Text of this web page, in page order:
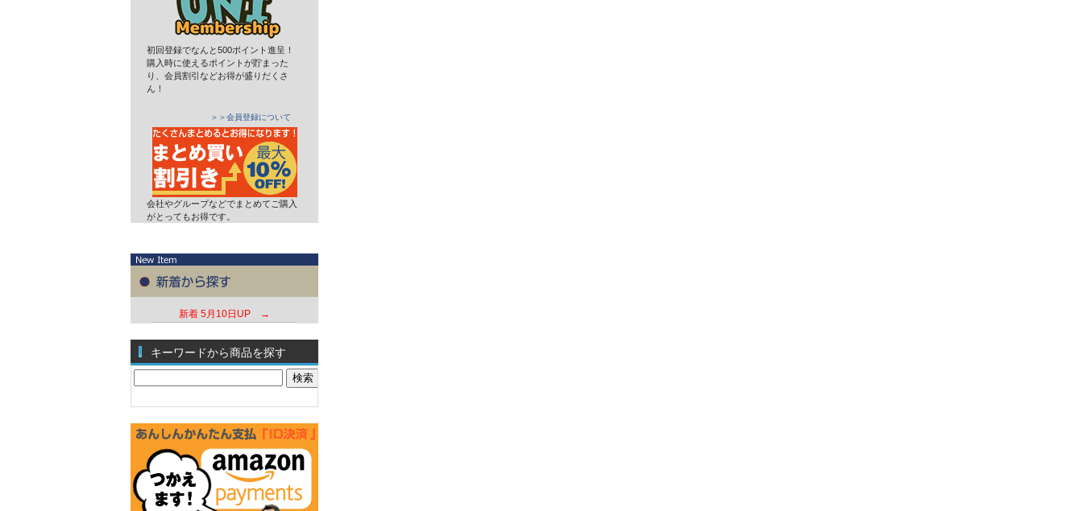
初回登録でなんと500ポイント進呈！
購入時に使えるポイントが貯まった
り、会員割引などお得が盛りだくさ
ん！
＞＞会員登録について
会社やグループなどでまとめてご購入
がとってもお得です。
新着 5月10日UP →
キーワードから商品を探す